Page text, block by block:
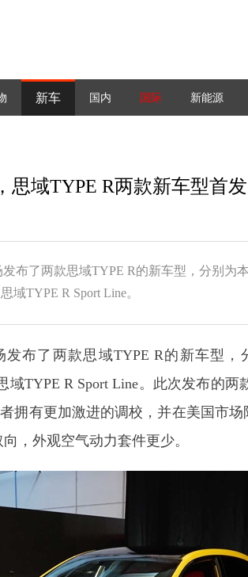
新车 国内 国际 新能源
思域TYPE R两款新车型首发
布了两款思域TYPE R的新车型，分别为
域TYPE R Sport Line。
布了两款思域TYPE R的新车型，
域TYPE R Sport Line。此次发布的两
拥有更加激进的调校，并在美国市
，外观空气动力套件更少。